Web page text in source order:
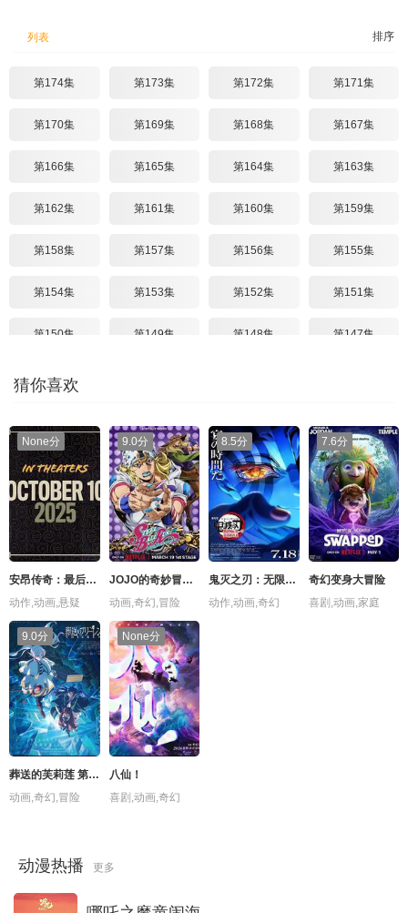
排序
列表
第174集 第173集 第172集 第171集
第170集 第169集 第168集 第167集
第166集 第165集 第164集 第163集
第162集 第161集 第160集 第159集
第158集 第157集 第156集 第155集
第154集 第153集 第152集 第151集
第150集 第149集 第148集 第147集
第146集
第138集 第137集 第136集 第135集
第134集 第133集 第132集 第131集
第130集 第129集 第128集 第127集
第126集 第125集 第124集 第123集
第122集 第121集
第118集 第117集
第114集 第113集
第110集 第109集
第106集 第105集
第98集
猜你喜欢
None分
安昂传奇：最后的气宗
动作,动画,悬疑
9.0分
JOJO的奇妙冒险 飙马野郎
动画,奇幻,冒险
8.5分
鬼灭之刃：无限城篇 第一章 猗窝座再袭
动作,动画,奇幻
7.6分
奇幻变身大冒险
喜剧,动画,家庭
9.0分
葬送的芙莉莲 第二季
动画,奇幻,冒险
None分
八仙！
喜剧,动画,奇幻
动漫热播 更多